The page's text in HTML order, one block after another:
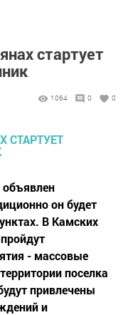
стартует
1064 0 0
объявлен
он будет
В Камских
- массовые
поселка
привлечены
и